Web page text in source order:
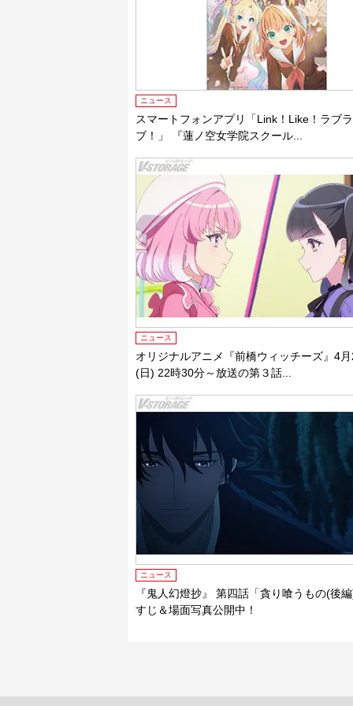
ニュース
スマートフォンアプリ「Link！Like！ラブ
ブ！」 『蓮ノ空女学院スクール...
ニュース
オリジナルアニメ『前橋ウィッチーズ』4
(日) 22時30分～放送の第３話...
ニュース
『鬼人幻燈抄』 第四話「貪り喰うもの(後
すじ＆場面写真公開中！